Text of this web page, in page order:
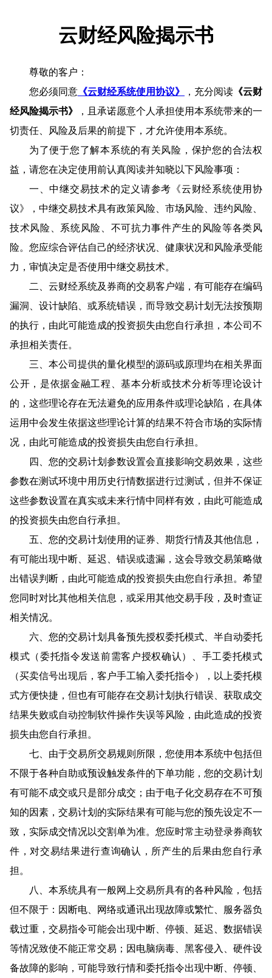
云财经风险揭示书
尊敬的客户：
您必须同意 《云财经系统使用协议》 ，充分阅读 《云财
经风险揭示书》
，且承诺愿意个人承担使用本系统带来的一
切责任、风险及后果的前提下，才允许使用本系统。
为了便于您了解本系统的有关风险，保护您的合法权
益，请您在决定使用前认真阅读并知晓以下风险事项：
一、中继交易技术的定义请参考《云财经系统使用协
议》，中继交易技术具有政策风险、市场风险、违约风险、
技术风险、系统风险、不可抗力事件产生的风险等各类风
险。您应综合评估自己的经济状况、健康状况和风险承受能
力，审慎决定是否使用中继交易技术。
二、云财经系统及券商的交易客户端，有可能存在编码
漏洞、设计缺陷、或系统错误，而导致交易计划无法按预期
的执行，由此可能造成的投资损失由您自行承担，本公司不
承担相关责任。
三、本公司提供的量化模型的源码或原理均在相关界面
公开，是依据金融工程、基本分析或技术分析等理论设计
的，这些理论存在无法避免的应用条件或理论缺陷，在具体
运用中会发生依据这些理论计算的结果不符合市场的实际情
况，由此可能造成的投资损失由您自行承担。
四、您的交易计划参数设置会直接影响交易效果，这些
参数在测试环境中用历史行情数据进行过测试，但并不保证
这些参数设置在真实或未来行情中同样有效，由此可能造成
的投资损失由您自行承担。
五、您的交易计划使用的证券、期货行情及其他信息，
有可能出现中断、延迟、错误或遗漏，这会导致交易策略做
出错误判断，由此可能造成的投资损失由您自行承担。希望
您同时对比其他相关信息，或采用其他交易手段，及时查证
相关情况。
六、您的交易计划具备预先授权委托模式、半自动委托
模式（委托指令发送前需客户授权确认）、手工委托模式
（买卖信号出现后，客户手工输入委托指令），以上委托模
式方便快捷，但也有可能存在交易计划执行错误、获取成交
结果失败或自动控制软件操作失误等风险，由此造成的投资
损失由您自行承担。
七、由于交易所交易规则所限，您使用本系统中包括但
不限于各种自助或预设触发条件的下单功能，您的交易计划
有可能不成交或只是部分成交；由于电子化交易存在不可预
知的因素，交易计划的实际结果有可能与您的预先设定不一
致，实际成交情况以交割单为准。您应时常主动登录券商软
件，对交易结果进行查询确认，所产生的后果由您自行承
担。
八、本系统具有一般网上交易所具有的各种风险，包括
但不限于：因断电、网络或通讯出现故障或繁忙、服务器负
载过重，交易指令可能会出现中断、停顿、延迟、数据错误
等情况致使不能正常交易；因电脑病毒、黑客侵入、硬件设
备故障的影响，可能导致行情和委托指令出现中断、停顿、